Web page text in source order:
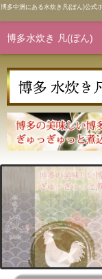
博多中洲にある水炊き凡(ぼん)公式
博多水炊き 凡(ぼん)